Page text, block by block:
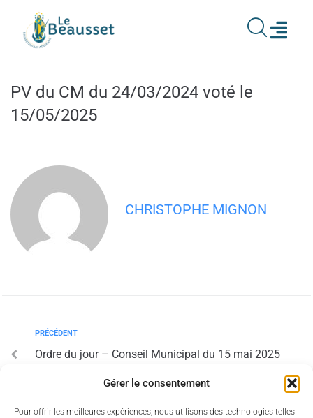
Gérer le consentement
Pour offrir les meilleures expériences, nous utilisons des technologies telles
principal
PV du CM du 24/03/2024 voté le
15/05/2025
CHRISTOPHE MIGNON
PRÉCÉDENT
Ordre du jour – Conseil Municipal du 15 mai 2025
Liste des délibérations examinées au CM du